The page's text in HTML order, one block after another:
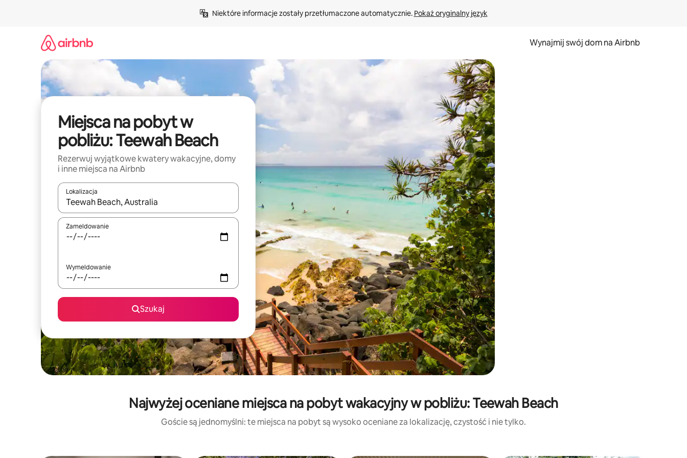
Niektóre informacje zostały przetłumaczone automatycznie. Pokaż oryginalny język
Wynajmij swój dom na Airbnb
Miejsca na pobyt w
pobliżu: Teewah Beach
Rezerwuj wyjątkowe kwatery wakacyjne, domy
i inne miejsca na Airbnb
Lokalizacja
Gdy wyniki będą dostępne, możesz poruszać się po nich za pomocą klawiszy strzałek w górę i w dół lub przeglądać je za pomocą gestów dotykowych lub przesuwania.
Zameldowanie
Wymeldowanie
Szukaj
Najwyżej oceniane miejsca na pobyt wakacyjny w pobliżu: Teewah Beach
Goście są jednomyślni: te miejsca na pobyt są wysoko oceniane za lokalizację, czystość i nie tylko.